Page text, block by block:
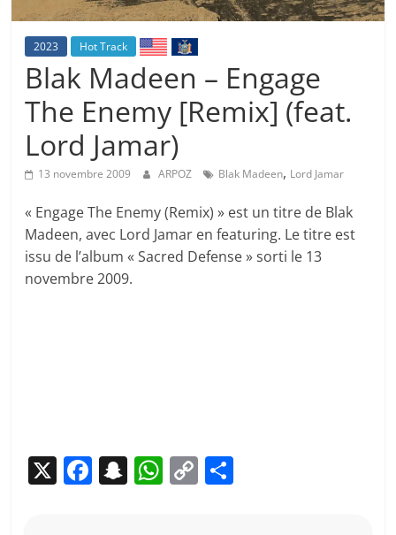
2023 Hot Track
Blak Madeen – Engage
The Enemy [Remix] (feat.
Lord Jamar)
13 novembre 2009 ARPOZ Blak Madeen, Lord Jamar
« Engage The Enemy (Remix) » est un titre de Blak
Madeen, avec Lord Jamar en featuring. Le titre est
issu de l’album « Sacred Defense » sorti le 13
novembre 2009.
X F S W C